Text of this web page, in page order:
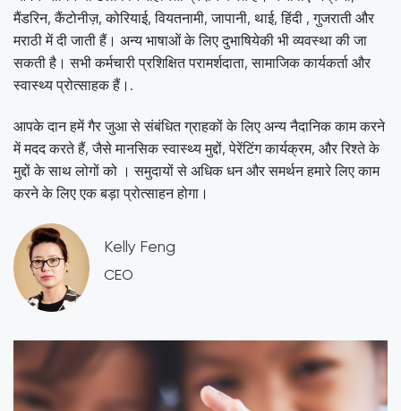
मैंडरिन, कैंटोनीज़, कोरियाई, वियतनामी, जापानी, थाई, हिंदी , गुजराती और
मराठी में दी जाती हैं। अन्य भाषाओं के लिए दुभाषियेकी भी व्यवस्था की जा
सकती है। सभी कर्मचारी प्रशिक्षित परामर्शदाता, सामाजिक कार्यकर्ता और
स्वास्थ्य प्रोत्साहक हैं।.
आपके दान हमें गैर जुआ से संबंधित ग्राहकों के लिए अन्य नैदानिक काम करने
में मदद करते हैं, जैसे मानसिक स्वास्थ्य मुद्दों, पेरेंटिंग कार्यक्रम, और रिश्ते के
मुद्दों के साथ लोगों को । समुदायों से अधिक धन और समर्थन हमारे लिए काम
करने के लिए एक बड़ा प्रोत्साहन होगा।
​Kelly Feng
CEO